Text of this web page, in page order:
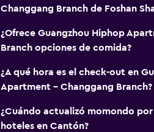
Changgang Branch de Foshan
¿Ofrece Guangzhou Hiphop
Branch opciones de comida?
¿A qué hora es el check-out en
Apartment - Changgang Branch?
¿Cuándo actualizó momondo
hoteles en Cantón?